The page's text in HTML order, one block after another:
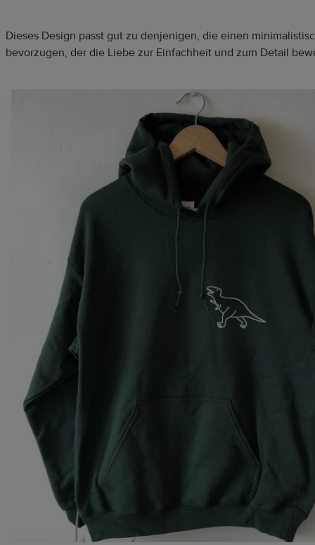
Dieses Design passt gut zu denjenigen, die einen
bevorzugen, der die Liebe zur Einfachheit und zum Detail